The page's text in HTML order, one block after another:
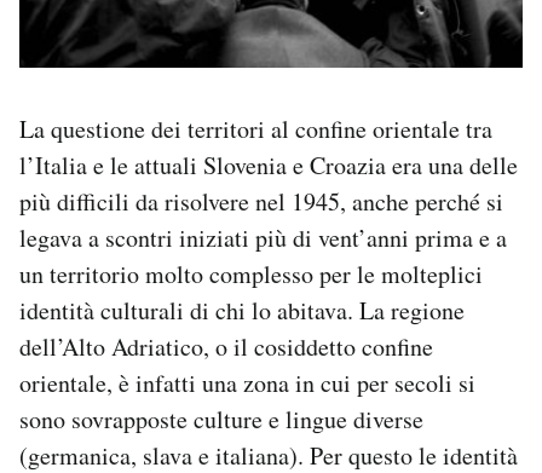
La questione dei territori al confine orientale tra
l’Italia e le attuali Slovenia e Croazia era una delle
più difficili da risolvere nel 1945, anche perché si
legava a scontri iniziati più di vent’anni prima e a
un territorio molto complesso per le molteplici
identità culturali di chi lo abitava. La regione
dell’Alto Adriatico, o il cosiddetto confine
orientale, è infatti una zona in cui per secoli si
sono sovrapposte culture e lingue diverse
(germanica, slava e italiana). Per questo le identità